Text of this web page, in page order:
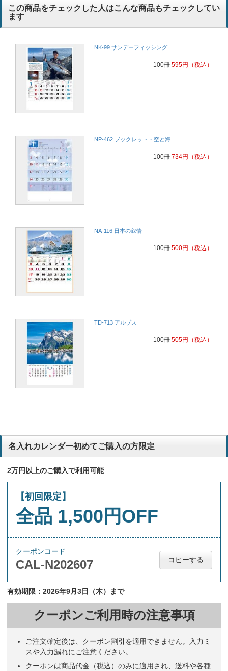
この商品をチェックした人はこんな商品もチェックしてい
ます
NK-99 サンデーフィッシング
100冊 595円 （税込）
NP-462 ブックレット・空と海
100冊 734円 （税込）
NA-116 日本の叙情
100冊 500円 （税込）
TD-713 アルプス
100冊 505円 （税込）
名入れカレンダー初めてご購入の方限定
2万円以上のご購入で利用可能
【初回限定】
全品 1,500円OFF
クーポンコード
CAL-N202607 コピーする
有効期限：2026年9月3日（木）まで
クーポンご利用時の注意事項
ご注文確定後は、クーポン割引を適用できません。入力ミ
スや入力漏れにご注意ください。
クーポンは商品代金（税込）のみに適用され、送料や各種